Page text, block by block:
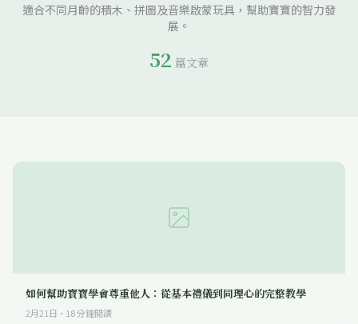
適合不同月齡的積木、拼圖及音樂啟蒙玩具，幫助寶寶的智力發
展。
52 篇文章
如何幫助寶寶學會尊重他人：從基本禮儀到同理心的完整教學
2月21日 · 18分鐘閱讀